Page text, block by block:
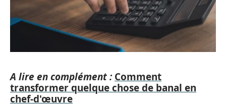
A lire en complément : Comment
transformer quelque chose de banal en
chef-d'œuvre